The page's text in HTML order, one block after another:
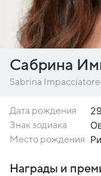
Сабрина
Sabrina Impacciatore
Дата рождения
Знак зодиака
Место рождения
Награды и